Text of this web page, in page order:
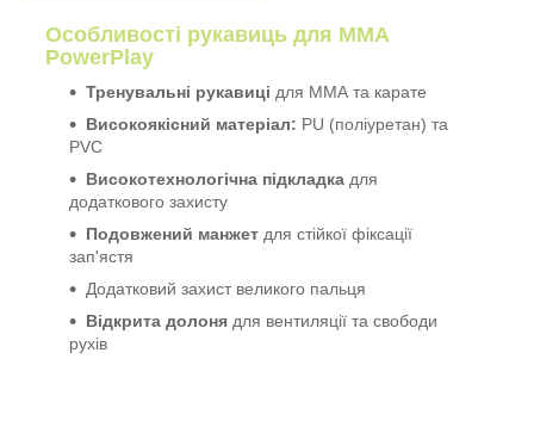
Особливості рукавиць для ММА
PowerPlay
Тренувальні рукавиці для ММА та карате
Високоякісний матеріал: PU (поліуретан) та
PVC
Високотехнологічна підкладка для
додаткового захисту
Подовжений манжет для стійкої фіксації
зап'ястя
Додатковий захист великого пальця
Відкрита долоня для вентиляції та свободи
рухів